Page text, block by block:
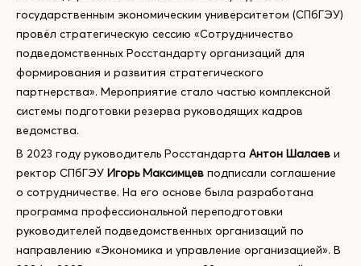
государственным экономическим университетом (СПбГЭУ)
провёл стратегическую сессию «Сотрудничество
подведомственных Росстандарту организаций для
формирования и развития стратегического
партнерства». Мероприятие стало частью комплексной
системы подготовки резерва руководящих кадров
ведомства.
В 2023 году руководитель Росстандарта Антон Шалаев и
ректор СПбГЭУ Игорь Максимцев подписали соглашение
о сотрудничестве. На его основе была разработана
программа профессиональной переподготовки
руководителей подведомственных организаций по
направлению «Экономика и управление организацией». В